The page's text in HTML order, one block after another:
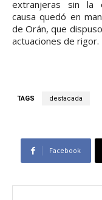
extranjeras sin la
causa quedó en
de Orán, que
actuaciones de rigor.
TAGS destacada
Facebook